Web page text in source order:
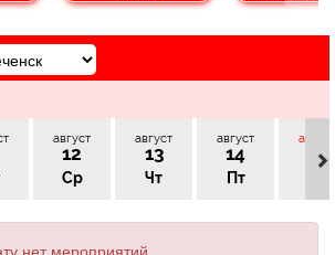
август
12
Ср
август
13
Чт
август
14
Пт
август
15
нет мероприятий